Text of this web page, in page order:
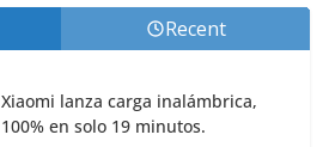
Recent
Xiaomi lanza carga inalámbrica,
100% en solo 19 minutos.